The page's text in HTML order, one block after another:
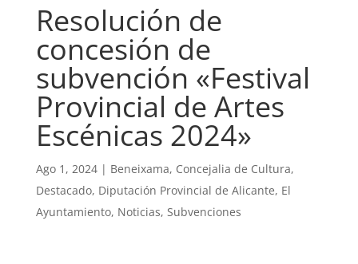
Resolución de
concesión de
subvención «Festival
Provincial de Artes
Escénicas 2024»
Ago 1, 2024| Beneixama, Concejalia de Cultura,
Destacado, Diputación Provincial de Alicante, El
Ayuntamiento, Noticias, Subvenciones